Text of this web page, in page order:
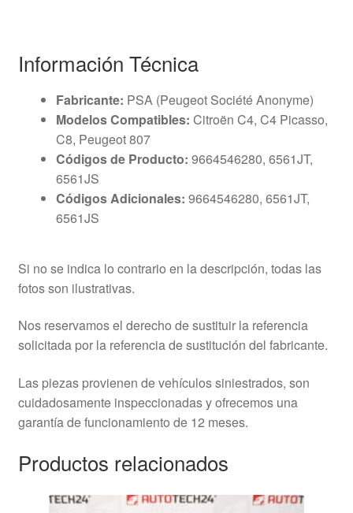
Información Técnica
Fabricante: PSA (Peugeot Société Anonyme)
Modelos Compatibles: Citroën C4, C4 Picasso,
C8, Peugeot 807
Códigos de Producto: 9664546280, 6561JT,
6561JS
Códigos Adicionales: 9664546280, 6561JT,
6561JS
Si no se indica lo contrario en la descripción, todas las
fotos son ilustrativas.
Nos reservamos el derecho de sustituir la referencia
solicitada por la referencia de sustitución del fabricante.
Las piezas provienen de vehículos siniestrados, son
cuidadosamente inspeccionadas y ofrecemos una
garantía de funcionamiento de 12 meses.
Productos relacionados